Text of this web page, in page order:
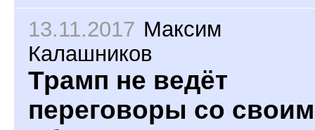
13.11.2017 Максим
Калашников
Трамп не ведёт
переговоры со своим